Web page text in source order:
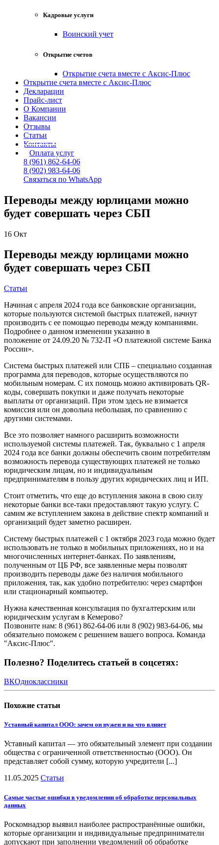
Кадровые услуги
Воинский учет
Открытие счетов
Открытие счета вместе с Аксис-Плюс
Открытие счета вместе с Аксис-Плюс
Декларации
Прайс-лист
О Компании
Вакансии
Отзывы
Статьи
Контакты
Оплата услуг
8 (961) 862-64-06
8 (902) 983-64-06
Связаться по WhatsApp
Переводы между юрлицами можно
будет совершать через СБП
16 Окт
Переводы между юрлицами можно
будет совершать через СБП
Статьи
Начиная с апреля 2024 года все банковские организации,
которые пользуются системой быстрых платежей, начнут
производить с ее помощью переводы между компаниями.
Подробнее о данном изменении указанно в
положение от 24.09.20 № 732-П «О платежной системе Банка
России».
Система быстрых платежей или СПБ – специально созданная
программа для переводов, которые осуществляются по
мобильным номерам. С их помощь можно активировать QR-
коды, совершать покупки и даже получать некоторые
выплаты от организаций. При этом здесь не взимается
комиссия или он довольна небольшая, по сравнению с
другими системами.
Все это позволяет намного расширить возможности
используемой системы платежей. Так, буквально с 1 апреля
2024 года все банки должны обеспечить своим потребителям
возможность перевода существующих платежей не только
юридическим лицам, но и индивидуальным
предпринимателям в пользу других юридических лиц и ИП.
Стоит отметить, что еще до вступления закона в свою силу
некоторые банки все-таки предоставляют такую услугу. С
самим же вступлением закона в действие спектр компаний и
организаций будет заметно расширен.
Систему быстрых платежей с 1 октября 2023 года можно будет
использовать не только в мобильных приложениях, но и на
многочисленных интернет-банках. По заявлениям,
полученным от ЦБ РФ, все заявленные меры позволят
производить переводы даже без наличия мобильного
приложения, так, как удобно потребителю: через смартфон
или стационарный компьютер.
Нужна качественная консультация по бухгалтерским или
юридическим услугам в Кемерово?
Позвоните нам: 8 (961) 862-64-06 или 8 (902) 983-64-06, мы
обязательно поможем с решением вашего вопроса. Команда
"Аксис-Плюс".
Полезно? Поделитесь статьей в соцсетях:
ВКОдноклассники
Похожие статьи
Уставный капитал ООО: зачем он нужен и на что влияет
Уставный капитал — это обязательный элемент при создании
общества с ограниченной ответственностью (ООО). Он
представляет собой сумму, которую учредители [...]
11.05.2025 Статьи
Самые частые ошибки в уведомлении об обработке персональных
данных
Роскомнадзор выявил наиболее распространённые ошибки,
которые организации и индивидуальные предприниматели
допускают при заполнении уведомлений об обработке